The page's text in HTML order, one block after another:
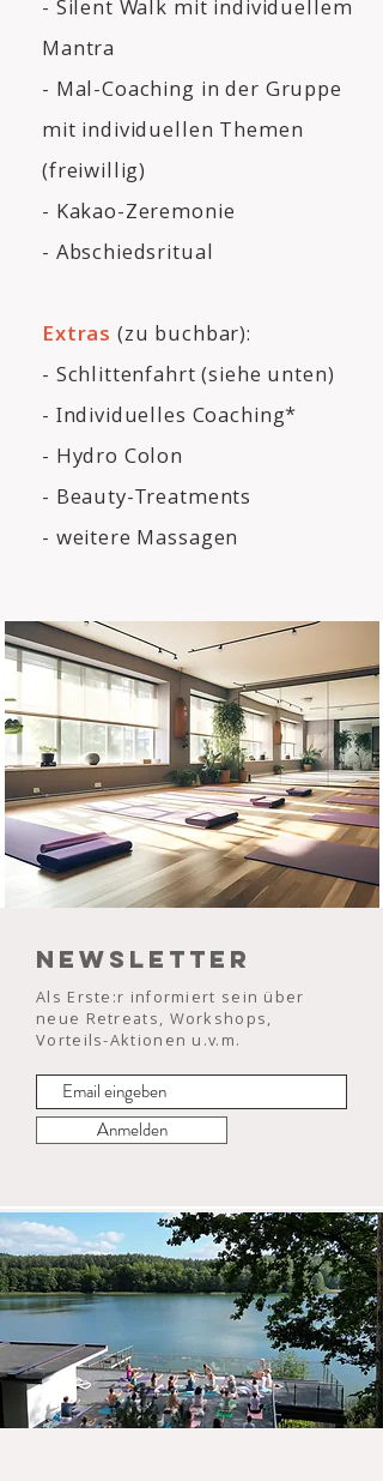
- Silent Walk mit individuellem
Mantra
- Mal-Coaching in der Gruppe
mit individuellen Themen
(freiwillig)
- Kakao-Zeremonie
- Abschiedsritual
Extras (zu buchbar):
- Schlittenfahrt (siehe unten)
- Individuelles Coaching*
- Hydro Colon
- Beauty-Treatments
- weitere Massagen
Newsletter
Als Erste:r informiert sein über
neue Retreats, Workshops,
Vorteils-Aktionen u.v.m.
Anmelden